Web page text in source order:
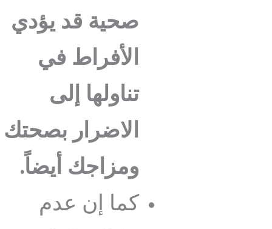
صحية قد يؤدي
الأفراط في
تناولها إلى
الاضرار بصحتك
ومزاجك أيضاً.
كما إن عدم